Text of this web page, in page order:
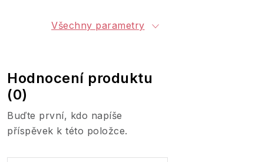
Všechny parametry
Hodnocení produktu
(0)
Buďte první, kdo napíše
příspěvek k této položce.